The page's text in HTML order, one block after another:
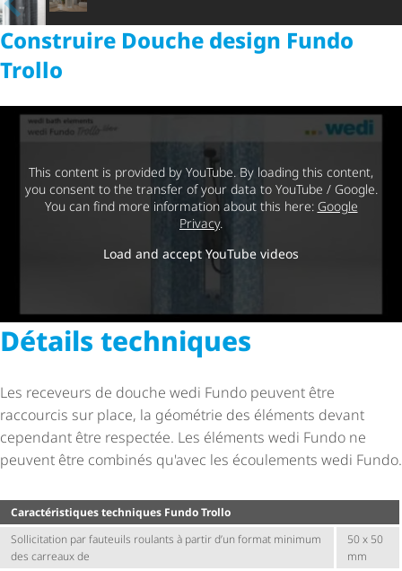
Construire Douche design Fundo
Trollo
This content is provided by YouTube. By loading this content,
you consent to the transfer of your data to YouTube / Google.
You can find more information about this here: Google
Privacy.
Load and accept YouTube videos
Détails techniques
Les receveurs de douche wedi Fundo peuvent être
raccourcis sur place, la géométrie des éléments devant
cependant être respectée. Les éléments wedi Fundo ne
peuvent être combinés qu'avec les écoulements wedi Fundo.
Carac­té­ris­tiques techniques Fundo Trollo
Sollicitation par fauteuils roulants à partir d’un format minimum
des carreaux de
50 x 50
mm